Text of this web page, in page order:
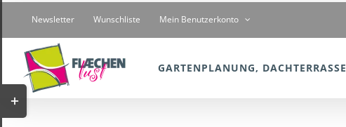
springen
Newsletter Wunschliste Mein Benutzerkonto
GARTENPLANUNG, DACHTERRASSE
Toggle
Sliding